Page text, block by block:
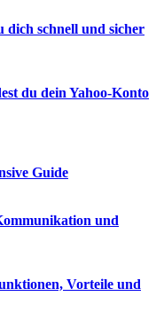
dich schnell und sicher
du dein Yahoo-Konto
Guide
und
Vorteile und